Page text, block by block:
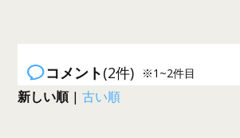
コメント(2件) ※1~2件目
新しい順|古い順